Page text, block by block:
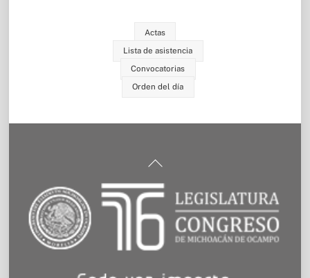
Actas
Lista de asistencia
Convocatorias
Orden del día
Back
Top